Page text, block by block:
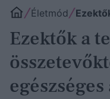
Életmód
Ezektők a
egészséges